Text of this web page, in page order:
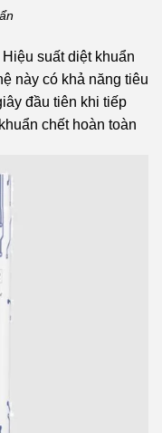
suất diệt khuẩn
này có khả năng tiêu
đầu tiên khi tiếp
chết hoàn toàn